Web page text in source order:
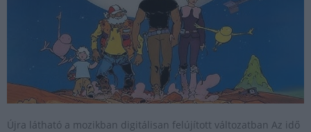
Újra látható a mozikban digitálisan felújított változatban Az idő